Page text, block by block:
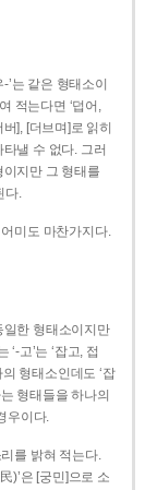
-­’는 같은 형태소이
적는다면 ‘덥어,
], [더브며]로 읽히
낼 수 없다. 그러
이지만 그 형태를
다.
미도 마찬가지다.
일한 형태소이지만
고’는 ‘잡고, 접
형태소인데도 ‘잡
형태들을 하나의
우이다.
를 밝혀 적는다.
)’은 [궁민]으로 소